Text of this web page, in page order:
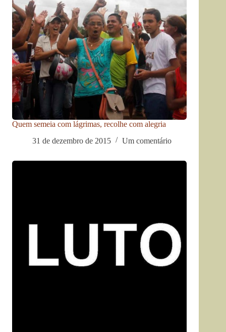
Quem semeia com lágrimas, recolhe com alegria
31 de dezembro de 2015
Um comentário